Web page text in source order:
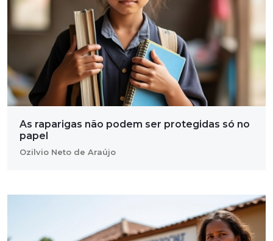
As raparigas não podem ser protegidas só no
papel
Ozilvio Neto de Araújo